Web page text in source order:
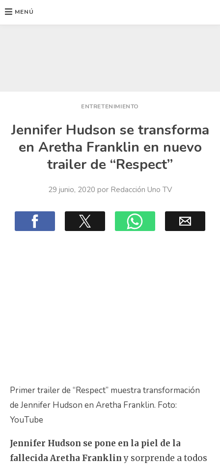
MENÚ
ENTRETENIMIENTO
Jennifer Hudson se transforma
en Aretha Franklin en nuevo
trailer de “Respect”
29 junio, 2020 por Redacción Uno TV
Primer trailer de “Respect” muestra transformación
de Jennifer Hudson en Aretha Franklin. Foto:
YouTube
Jennifer Hudson se pone en la piel de la
fallecida Aretha Frankliny sorprende a todos